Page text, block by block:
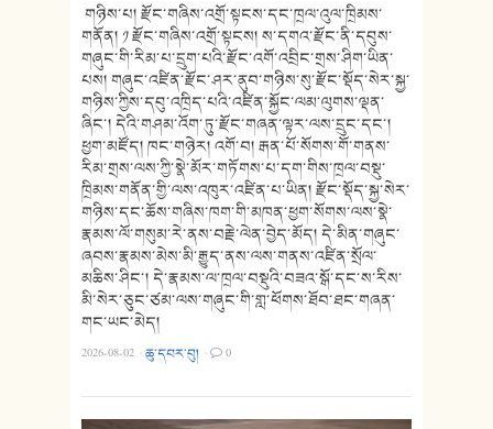
གཉིས་པ། རྫོང་གཞིས་འགྲོ་སྟངས་དང་ཁྲལ་འུལ་ཁྲིམས་
གནོན། ༡ རྫོང་གཞིས་འགྲོ་སྟངས། ས་དགའ་རྫོང་ནི་དབུས་
གཞུང་གི་རིམ་པ་དྲུག་པའི་རྫོང་འགོ་འབྲིང་གྲས་ཤིག་ཡིན་
པས། གཞུང་འཛིན་རྫོང་ཤར་ནུབ་གཉིས་སུ་རྫོང་སྡོད་སེར་སྐྱ་
གཉིས་ཀྱིས་དབུ་འཁྲིད་པའི་འཛིན་སྐྱོང་ལམ་ལུགས་ལྡན་
ཞིང་། དེའི་གཤམ་འོག་ཏུ་རྫོང་གཞན་ལྟར་ལས་དྲུང་དང་།
ཕྱག་མཛོད། ཁང་གཉེར། འགོ་བ། རྒན་པོ་སོགས་གོ་གནས་
རིམ་གྲས་ལས་ཀྱི་སྣེ་མོར་གཏོགས་པ་དག་གིས་ཁྲལ་བསྡུ་
ཁྲིམས་གནོན་གྱི་ལས་འཁུར་འཛིན་པ་ཡིན། རྫོང་སྡོད་སྐྱ་སེར་
གཉིས་དང་ཆོས་གཞིས་ཁག་གི་མཁན་ཕྱག་སོགས་ལས་སྣེ་
རྣམས་ལོ་གསུམ་རེ་ནས་བརྗེ་ལེན་བྱེད་མོད། དེ་མིན་གཞུང་
ཞབས་རྣམས་མེས་མི་རྒྱུད་ནས་ལས་གནས་འཛིན་སྲོལ་
མཆིས་ཤིང་། དེ་རྣམས་ལ་ཁྲལ་བསྡུའི་བཟའ་སྒོ་དང་ས་རིས་
མི་སེར་ཅུང་ཙམ་ལས་གཞུང་གི་གླ་ཕོགས་ཐོབ་ཐང་གཞན་
གང་ཡང་མེད།
2026-08-02 ·ཆུ་དབར་བུ། · 0